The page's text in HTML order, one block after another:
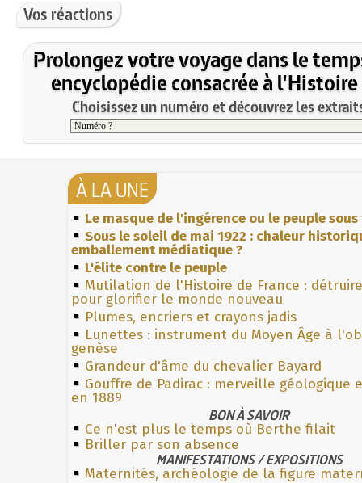
Vos réactions
Prolongez votre voyage dans le
encyclopédie consacrée à l'Histoire
Choisissez un numéro et découvrez les
À LA UNE
Le masque de l'ingérence ou le peuple
Sous le soleil de mai 1922 : chaleur
emballement médiatique ?
L'élite contre le peuple
Mutilation de l'Histoire de France :
pour glorifier le monde nouveau
Plumes, encriers et crayons jadis
Lunettes : instrument du Moyen Âge à
genèse
Grandeur d'âme du chevalier Bayard
Gouffre de Padirac : merveille géologique
en 1889
BON À SAVOIR
Ce n'est plus le temps où Berthe filait
Briller par son absence
MANIFESTATIONS / EXPOSITIONS
Maternités, archéologie de la figure